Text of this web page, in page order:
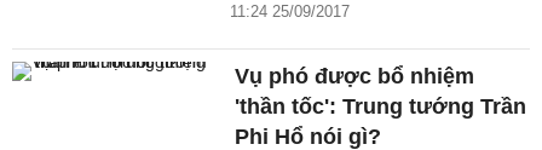
11:24 25/09/2017
Vụ phó được bổ nhiệm
'thần tốc': Trung tướng Trần
Phi Hổ nói gì?